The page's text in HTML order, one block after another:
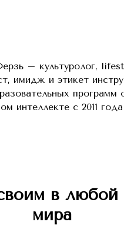
– культуролог,
имидж и этикет
программ
интеллекте с 2011 года
в любой
мира